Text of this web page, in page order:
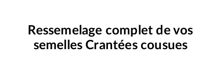
Ressemelage complet de vos
semelles Crantées cousues